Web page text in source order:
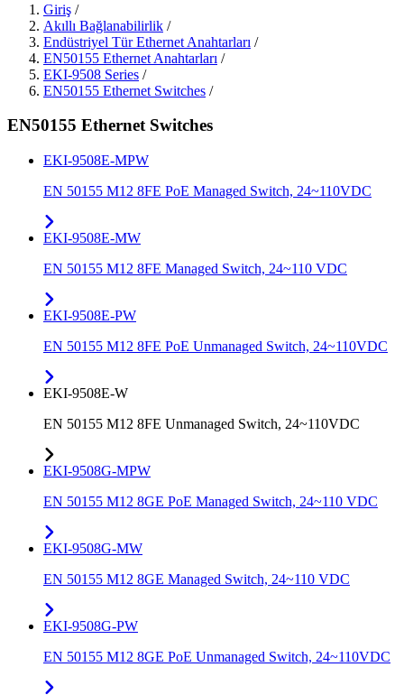
Giriş /
Akıllı Bağlanabilirlik /
Endüstriyel Tür Ethernet Anahtarları /
EN50155 Ethernet Anahtarları /
EKI-9508 Series /
EN50155 Ethernet Switches /
EN50155 Ethernet Switches
EKI-9508E-MPW
EN 50155 M12 8FE PoE Managed Switch, 24~110VDC
EKI-9508E-MW
EN 50155 M12 8FE Managed Switch, 24~110 VDC
EKI-9508E-PW
EN 50155 M12 8FE PoE Unmanaged Switch, 24~110VDC
EKI-9508E-W
EN 50155 M12 8FE Unmanaged Switch, 24~110VDC
EKI-9508G-MPW
EN 50155 M12 8GE PoE Managed Switch, 24~110 VDC
EKI-9508G-MW
EN 50155 M12 8GE Managed Switch, 24~110 VDC
EKI-9508G-PW
EN 50155 M12 8GE PoE Unmanaged Switch, 24~110VDC